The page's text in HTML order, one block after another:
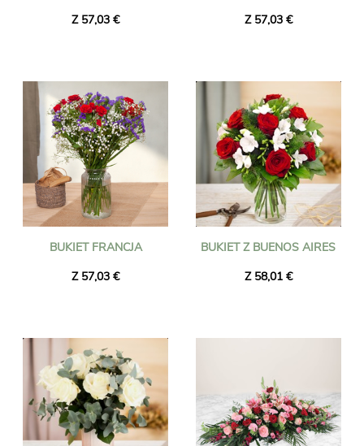
Z 57,03 €
Z 57,03 €
BUKIET FRANCJA
Z 57,03 €
BUKIET Z BUENOS AIRES
Z 58,01 €